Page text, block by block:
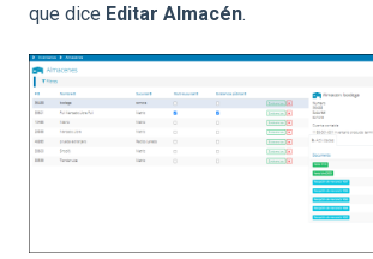
que dice Editar Almacén.